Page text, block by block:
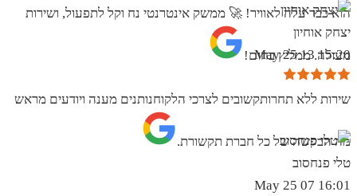
הוא כבר עלה לאוויר! 🚀 ממשק אינטרנטי נח וקל לתפעול, ושירות
מעולה. ממליץ בחום!
יצחק אוחיון
15:20 13 May 25
שירות ללא תחרותקשובים לצרכי הלקוחנותנים מענה ויודעים מראש
מה הבקשה של כל חברת תקשורת.
טלי פנחסוב
16:01 07 May 25